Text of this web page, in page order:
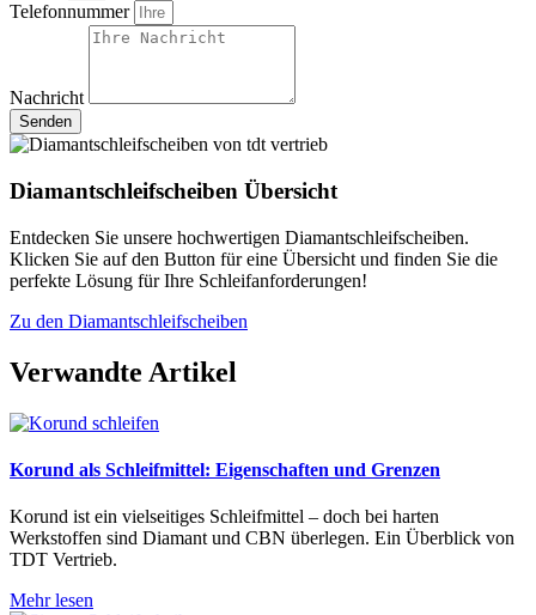
Telefonnummer
Nachricht
Senden
Diamantschleifscheiben Übersicht
Entdecken Sie unsere hochwertigen Diamantschleifscheiben.
Klicken Sie auf den Button für eine Übersicht und finden Sie die
perfekte Lösung für Ihre Schleifanforderungen!
Zu den Diamantschleifscheiben
Verwandte Artikel
Korund als Schleifmittel: Eigenschaften und Grenzen
Korund ist ein vielseitiges Schleifmittel – doch bei harten
Werkstoffen sind Diamant und CBN überlegen. Ein Überblick von
TDT Vertrieb.
Mehr lesen